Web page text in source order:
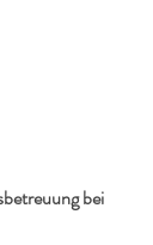
bei